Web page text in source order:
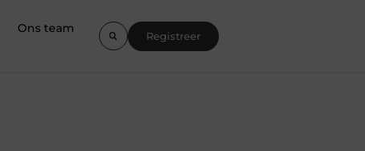
Ons team
Registreer